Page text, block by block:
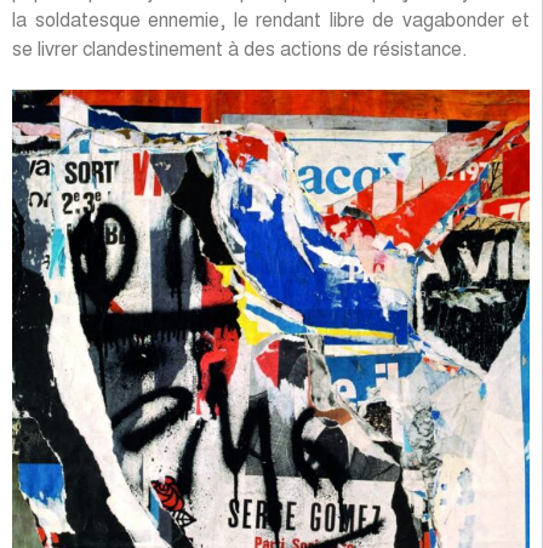
la soldatesque ennemie, le rendant libre de vagabonder et
se livrer clandestinement à des actions de résistance.